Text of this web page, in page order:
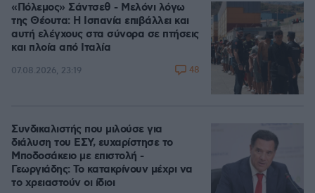
«Πόλεμος» Σάντσεθ - Μελόνι λόγω
της Θέουτα: Η Ισπανία επιβάλλει και
αυτή ελέγχους στα σύνορα σε πτήσεις
και πλοία από Ιταλία
07.08.2026, 23:19 48
Συνδικαλιστής που μιλούσε για
διάλυση του ΕΣΥ, ευχαρίστησε το
Μποδοσάκειο με επιστολή -
Γεωργιάδης: Το κατακρίνουν μέχρι να
το χρειαστούν οι ίδιοι